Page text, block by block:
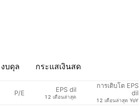
งบดุล กระแสเงินสด
P/E EPS dil
12 เดือนล่าสุด
การเติบโต EPS
dil
12 เดือนล่าสุด YoY